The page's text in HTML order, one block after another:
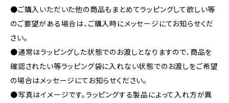
●ご購入いただいた他の商品もまとめてラッピングして欲しい等
のご要望がある場合は、ご購入時にメッセージにてお知らせくだ
さい。
●通常はラッピングした状態でのお渡しとなりますので、商品を
確認されたい等ラッピング袋に入れない状態でのお渡しをご希望
の場合はメッセージにてお知らせください。
●写真はイメージです。ラッピングする製品によって入れ方が異